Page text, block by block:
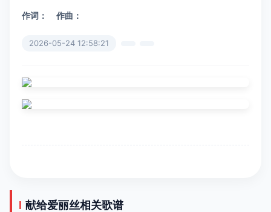
作词： 作曲：
2026-05-24 12:58:21
献给爱丽丝相关歌谱